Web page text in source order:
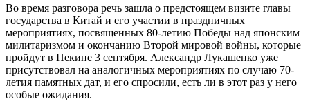
Во время разговора речь зашла о предстоящем визите главы
государства в Китай и его участии в праздничных
мероприятиях, посвященных 80-летию Победы над японским
милитаризмом и окончанию Второй мировой войны, которые
пройдут в Пекине 3 сентября. Александр Лукашенко уже
присутствовал на аналогичных мероприятиях по случаю 70-
летия памятных дат, и его спросили, есть ли в этот раз у него
особые ожидания.